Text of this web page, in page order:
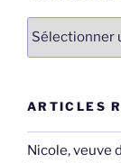
Catégories
ARTICLES
Nicole, veuve